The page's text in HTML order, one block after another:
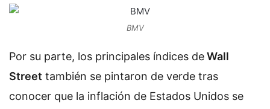
BMV
Por su parte, los principales índices deWall
Street también se pintaron de verde tras
conocer que la inflación de Estados Unidos se